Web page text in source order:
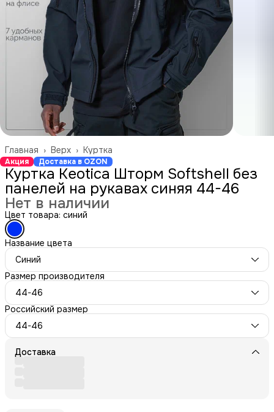
Куртка
Верх ›
Главная ›
Акция Доставка в OZON
Куртка Keotica Шторм Softshell без
панелей на рукавах синяя 44-46
Нет в наличии
Цвет товара: синий
Название цвета
Синий
Размер производителя
44-46
Российский размер
44-46
Доставка